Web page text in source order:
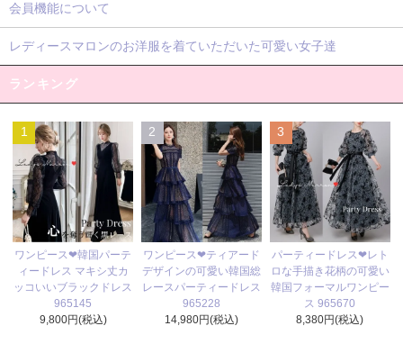
会員機能について
レディースマロンのお洋服を着ていただいた可愛い女子達
ランキング
1
ワンピース❤韓国パーテ
ィードレス マキシ丈カ
ッコいいブラックドレス
965145
9,800円(税込)
2
ワンピース❤ティアード
デザインの可愛い韓国総
レースパーティードレス
965228
14,980円(税込)
3
パーティードレス❤レト
ロな手描き花柄の可愛い
韓国フォーマルワンピー
ス 965670
8,380円(税込)